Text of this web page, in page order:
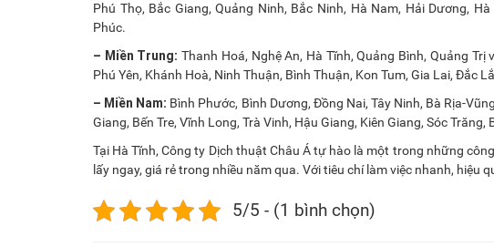
Phú Thọ, Bắc Giang, Quảng Ninh, Bắc Ninh, Hà Nam, Hải Dương,
Phúc.
– Miền Trung: Thanh Hoá, Nghệ An, Hà Tĩnh, Quảng Bình, Quảng
Phú Yên, Khánh Hoà, Ninh Thuận, Bình Thuận, Kon Tum, Gia Lai, Đắc
– Miền Nam: Bình Phước, Bình Dương, Đồng Nai, Tây Ninh, Bà Rịa-
Giang, Bến Tre, Vĩnh Long, Trà Vinh, Hậu Giang, Kiên Giang, Sóc
Tại Hà Tĩnh, Công ty Dịch thuật Châu Á tự hào là một trong những
lấy ngay, giá rẻ trong nhiều năm qua. Với tiêu chí làm việc nhanh,
5/5 - (1 bình chọn)